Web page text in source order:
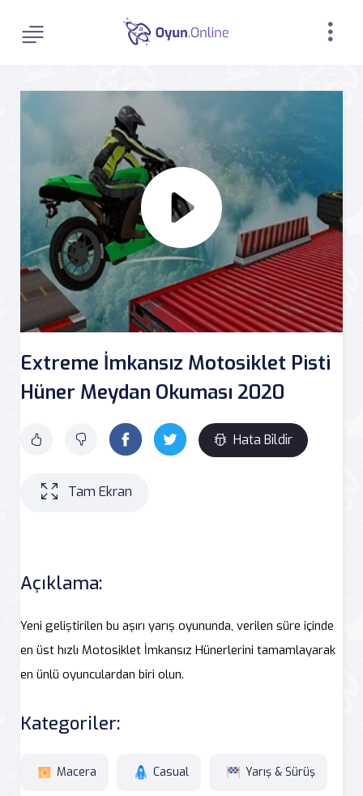
Extreme İmkansız Motosiklet Pisti
Hüner Meydan Okuması 2020
Hata Bildir
Tam Ekran
Açıklama:
Yeni geliştirilen bu aşırı yarış oyununda, verilen süre içinde
en üst hızlı Motosiklet İmkansız Hünerlerini tamamlayarak
en ünlü oyunculardan biri olun.
Kategoriler:
Macera Casual Yarış & Sürüş